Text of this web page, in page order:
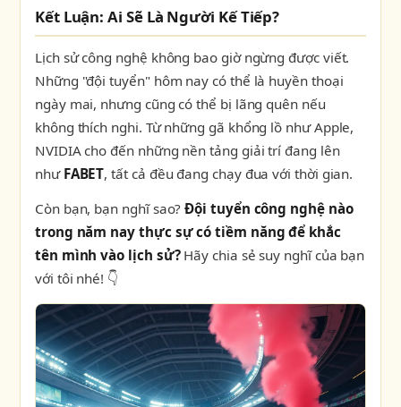
Kết Luận: Ai Sẽ Là Người Kế Tiếp?
Lịch sử công nghệ không bao giờ ngừng được viết.
Những "đội tuyển" hôm nay có thể là huyền thoại
ngày mai, nhưng cũng có thể bị lãng quên nếu
không thích nghi. Từ những gã khổng lồ như Apple,
NVIDIA cho đến những nền tảng giải trí đang lên
như FABET, tất cả đều đang chạy đua với thời gian.
Còn bạn, bạn nghĩ sao?Đội tuyển công nghệ nào
trong năm nay thực sự có tiềm năng để khắc
tên mình vào lịch sử?Hãy chia sẻ suy nghĩ của bạn
với tôi nhé! 👇